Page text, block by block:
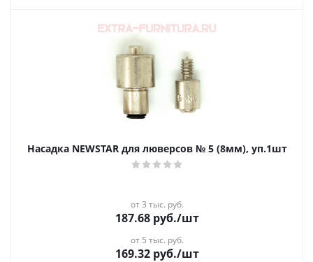
Насадка NEWSTAR для люверсов № 5 (8мм), уп.1шт
от 3 тыс. руб.
187.68 руб./шт
от 5 тыс. руб.
169.32 руб./шт